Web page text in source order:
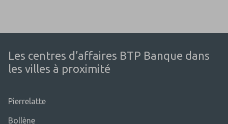
Les centres d’affaires BTP Banque dans
les villes à proximité
Pierrelatte
Bollène